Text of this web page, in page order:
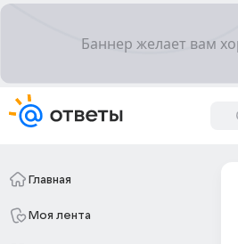
Главная
Моя лента